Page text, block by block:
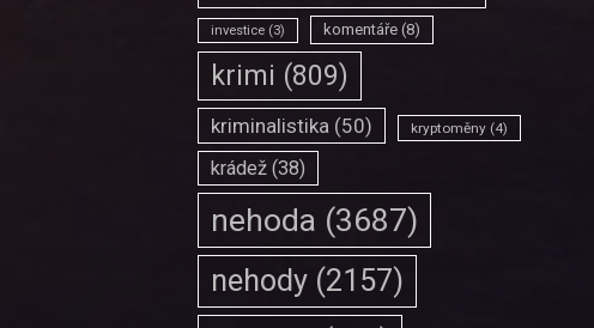
investice (3) komentáře (8)
krimi (809)
kriminalistika (50) kryptoměny (4)
krádež (38)
nehoda (3687)
nehody (2157)